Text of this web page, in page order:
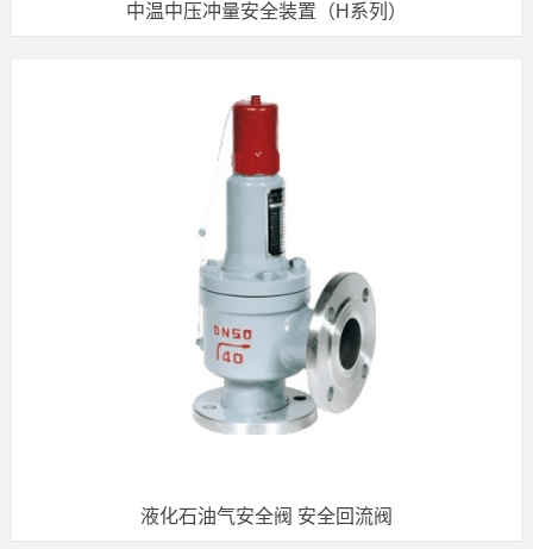
中温中压冲量安全装置（H系列）
液化石油气安全阀 安全回流阀